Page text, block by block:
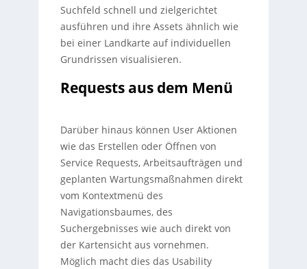
Suchfeld schnell und zielgerichtet
ausführen und ihre Assets ähnlich wie
bei einer Landkarte auf individuellen
Grundrissen visualisieren.
Requests aus dem Menü
Darüber hinaus können User Aktionen
wie das Erstellen oder Öffnen von
Service Requests, Arbeitsaufträgen und
geplanten Wartungsmaßnahmen direkt
vom Kontextmenü des
Navigationsbaumes, des
Suchergebnisses wie auch direkt von
der Kartensicht aus vornehmen.
Möglich macht dies das Usability